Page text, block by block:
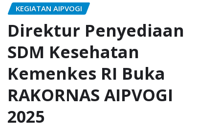
KEGIATAN AIPVOGI
Direktur Penyediaan
SDM Kesehatan
Kemenkes RI Buka
RAKORNAS AIPVOGI
2025